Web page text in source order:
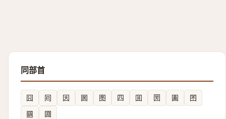
同部首
囧 囘 因 囻 图 四 囬 圐 圔
囨
㘥
㘤